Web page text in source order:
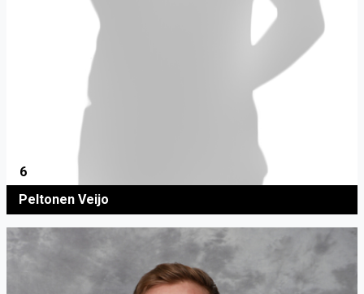
6
Peltonen Veijo